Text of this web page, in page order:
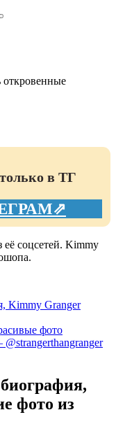
в ТГ
соцсетей. Kimmy
Kimmy Granger
фото
фото из